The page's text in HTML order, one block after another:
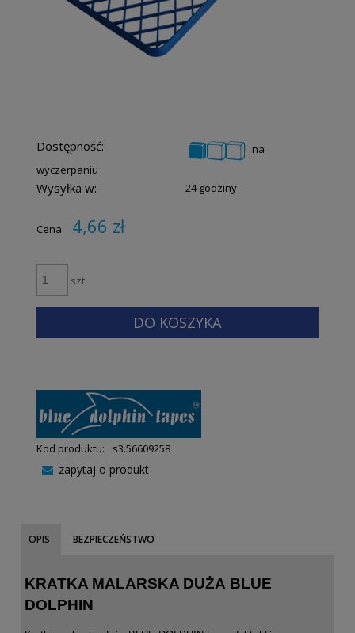
Dostępność:
na
wyczerpaniu
Wysyłka w: 24 godziny
Cena: 4,66 zł
szt.
DO KOSZYKA
Kod produktu: s3.56609258
zapytaj o produkt
OPIS BEZPIECZEŃSTWO
KRATKA MALARSKA DUŻA BLUE
DOLPHIN